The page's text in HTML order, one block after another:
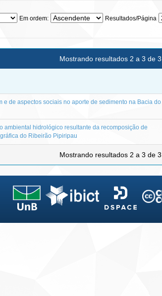
Em ordem: Resultados/Página
Mostrando resultados 2 a 3 de 3
e de aspectos sociais no aporte de sedimento na Bacia do
ambiental hidrológico resultante da recomposição de
do Ribeirão Pipiripau
Mostrando resultados 2 a 3 de 3